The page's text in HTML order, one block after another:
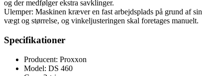
og der medfølger ekstra savklinger.
Ulemper: Maskinen kræver en fast arbejdsplads på grund af sin
vægt og størrelse, og vinkeljusteringen skal foretages manuelt.
Specifikationer
Producent: Proxxon
Model: DS 460